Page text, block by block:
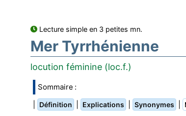
Lecture simple en 3 petites mn.
Mer Tyrrhénienne
locution féminine (loc.f.)
Sommaire :
Définition Explications Synonymes